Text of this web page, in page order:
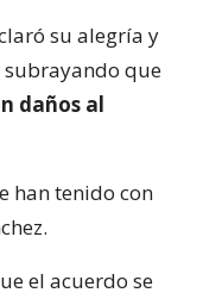
su alegría y
que
daños al
han tenido con
el acuerdo se